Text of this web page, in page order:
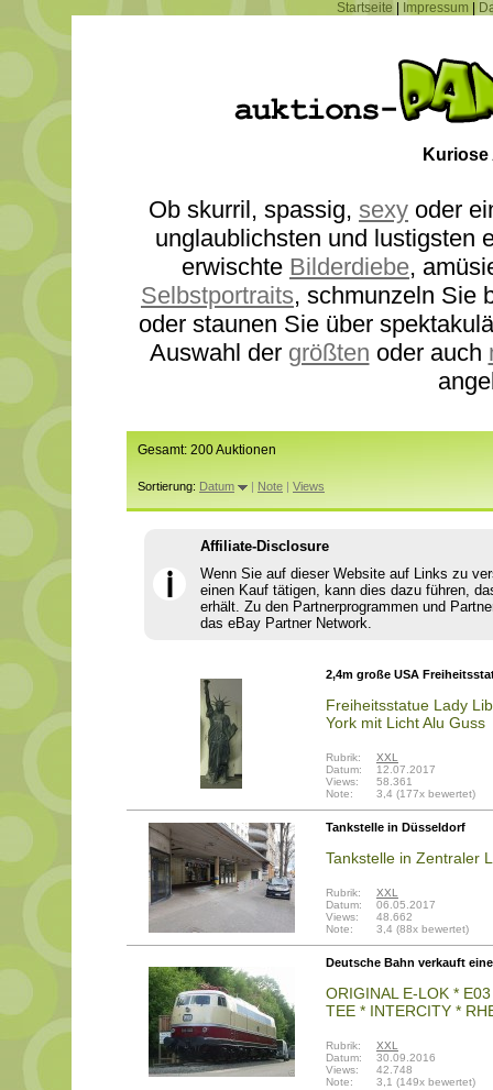
Startseite Impressum
Ob skurril, spassig, sexy oder
unglaublichsten und lustigsten
erwischte Bilderdiebe,
Selbstportraits, schmunzeln Sie
oder staunen Sie über
Auswahl der größten oder auch
Gesamt: 200 Auktionen
Sortierung: Datum | Note | Views
ℹ
Affiliate-Disclosure
Wenn Sie auf dieser Website auf Links zu
einen Kauf tätigen, kann dies dazu führen,
erhält. Zu den Partnerprogrammen und
das eBay Partner Network.
2,4m große USA
Freiheitsstatue Lady
York mit Licht Alu Guss
Rubrik:
XXL
Datum:
12.07.2017
Views:
58.361
Note:
3,4 (177x bewertet)
Tankstelle in Düsseldorf
Tankstelle in Zentraler
Rubrik:
XXL
Datum:
06.05.2017
Views:
48.662
Note:
3,4 (88x bewertet)
Deutsche Bahn verkauft
ORIGINAL E-LOK *
TEE * INTERCITY *
Rubrik:
XXL
Datum:
30.09.2016
Views:
42.748
Note:
3,1 (149x bewertet)